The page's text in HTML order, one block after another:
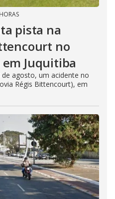
pista na
no
Juquitiba
agosto, um acidente no
Régis Bittencourt), em